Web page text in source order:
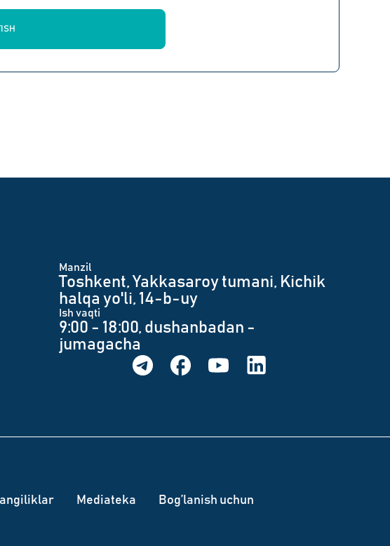
Manzil
Toshkent, Yakkasaroy tumani, Kichik
halqa yo'li, 14-b-uy
Ish vaqti
9:00 - 18:00, dushanbadan -
jumagacha
Mediateka Bog’lanish uchun